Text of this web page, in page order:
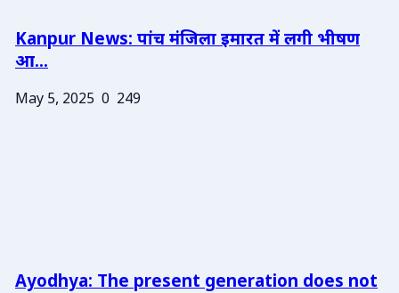
Kanpur News: पांच मंजिला इमारत में लगी भीषण
आ...
May 5, 2025 0 249
Ayodhya: The present generation does not